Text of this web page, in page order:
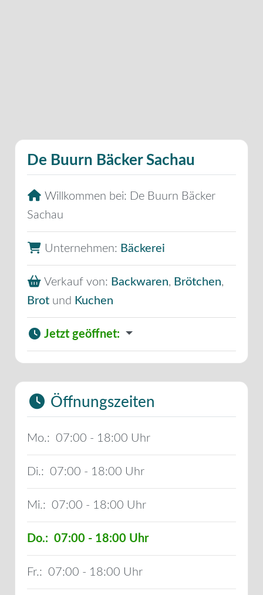
De Buurn Bäcker Sachau
Willkommen bei: De Buurn Bäcker
Sachau
Unternehmen: Bäckerei
Verkauf von: Backwaren, Brötchen,
Brot und Kuchen
Jetzt geöffnet:
Öffnungszeiten
Mo.: 07:00 - 18:00
Di.: 07:00 - 18:00
Mi.: 07:00 - 18:00
Do.: 07:00 - 18:00
Fr.: 07:00 - 18:00